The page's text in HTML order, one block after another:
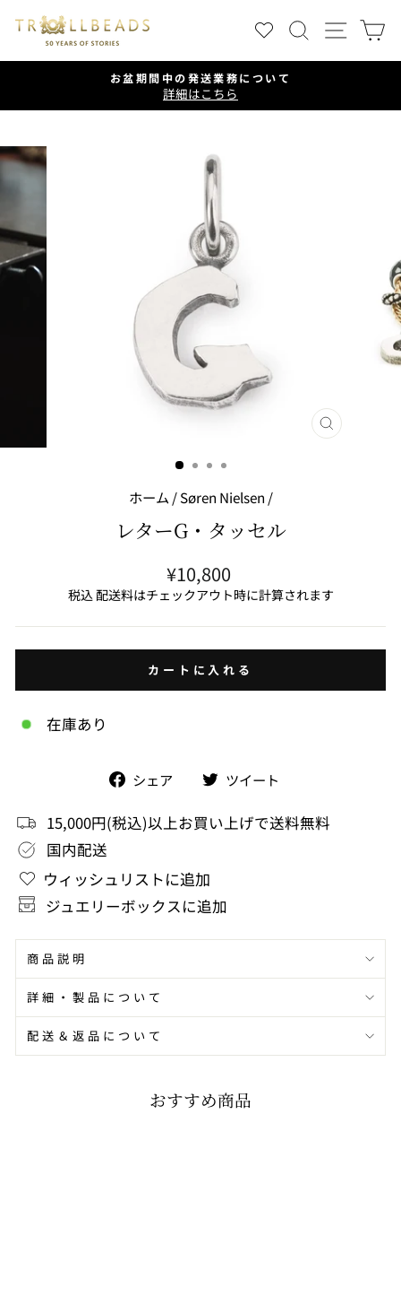
る
検索 サイ
ス
ド
シ
ョ
ー
を
一
停
お盆期間中の発送業務について
詳細はこちら
閉
ホーム / Søren Nielsen /
レターG・タッセル
通
常
格
¥10,800
税込 配送料はチェックアウト時に計算されます
カートに入れる
在庫あり
シェア
facebook
シ
ア
ツイート
シ
15,000円(税込)以上お買い上げで送料無料
国内配送
ウィッシュリストに追加
ジュエリーボックスに追加
商品説明
詳細・製品について
配送＆返品について
おすすめ商品